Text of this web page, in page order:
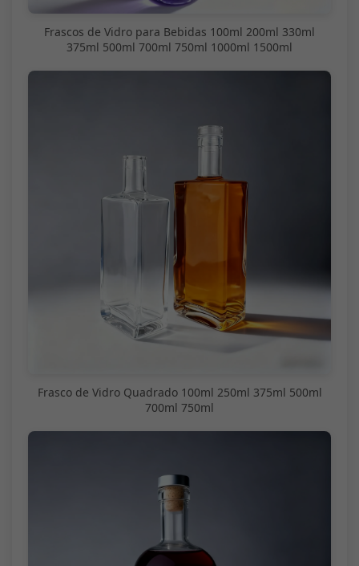
Frascos de Vidro para Bebidas 100ml 200ml 330ml
375ml 500ml 700ml 750ml 1000ml 1500ml
Frasco de Vidro Quadrado 100ml 250ml 375ml 500ml
700ml 750ml